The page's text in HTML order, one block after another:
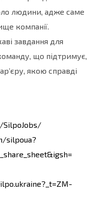
людини, адже саме
компанії.
завдання для
що підтримує,
якою справді
SilpoJobs/
silpoua?
ukraine?_t=ZM-